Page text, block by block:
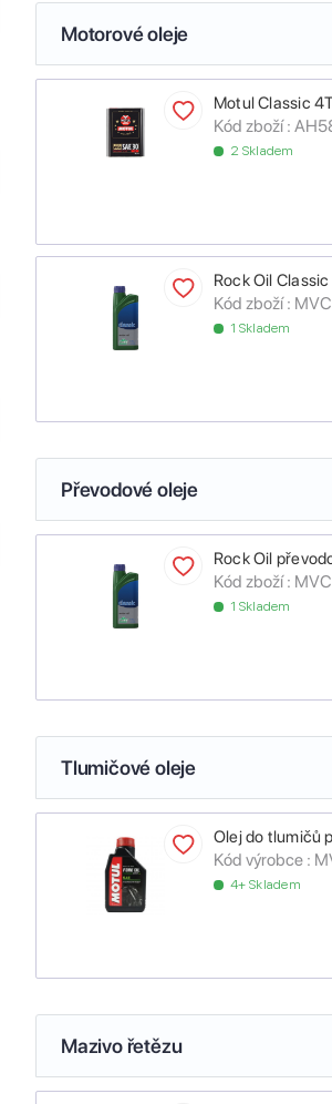
Motorové oleje
Motul Classic
Kód zboží :
2 Skladem
Rock Oil
Kód zboží :
1 Skladem
Převodové oleje
Rock Oil
Kód zboží :
1 Skladem
Tlumičové oleje
Olej do tlumičů
Kód výrobce :
4+ Skladem
Mazivo řetězu